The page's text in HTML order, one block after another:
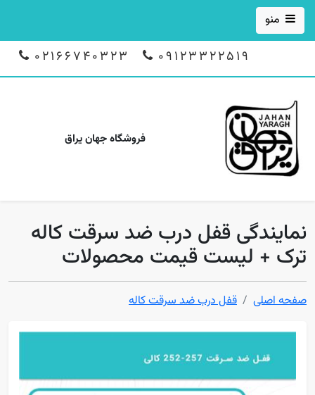
منو
09123322519
02166740323
فروشگاه جهان یراق
نمایندگی قفل درب ضد سرقت کاله
ترک + لیست قیمت محصولات
صفحه اصلی قفل درب ضد سرقت کاله